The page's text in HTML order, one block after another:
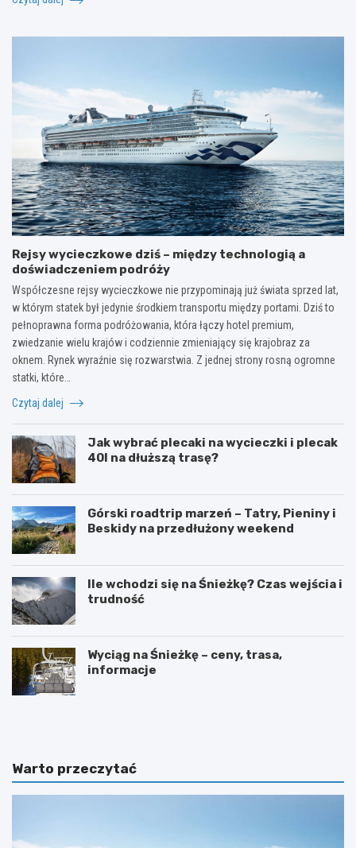
Rejsy wycieczkowe dziś – między technologią a
doświadczeniem podróży
Współczesne rejsy wycieczkowe nie przypominają już świata sprzed lat,
w którym statek był jedynie środkiem transportu między portami. Dziś to
pełnoprawna forma podróżowania, która łączy hotel premium,
zwiedzanie wielu krajów i codziennie zmieniający się krajobraz za
oknem. Rynek wyraźnie się rozwarstwia. Z jednej strony rosną ogromne
statki, które…
Czytaj dalej
Jak wybrać plecaki na wycieczki i plecak
40l na dłuższą trasę?
Górski roadtrip marzeń – Tatry, Pieniny i
Beskidy na przedłużony weekend
Ile wchodzi się na Śnieżkę? Czas wejścia i
trudność
Wyciąg na Śnieżkę – ceny, trasa,
informacje
W
O
w
c
m
O
b
o
t
i
Warto przeczytać